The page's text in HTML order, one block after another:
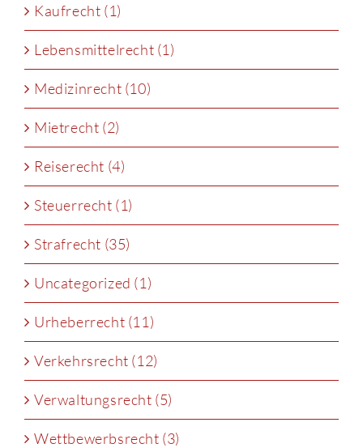
Kaufrecht (1)
Lebensmittelrecht (1)
Medizinrecht (10)
Mietrecht (2)
Reiserecht (4)
Steuerrecht (1)
Strafrecht (35)
Uncategorized (1)
Urheberrecht (11)
Verkehrsrecht (12)
Verwaltungsrecht (5)
Wettbewerbsrecht (3)